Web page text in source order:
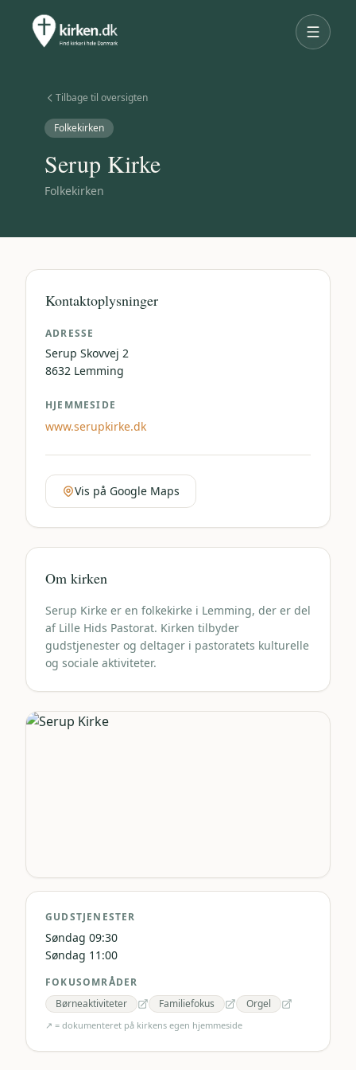
Tilbage til oversigten
Folkekirken
Serup Kirke
Folkekirken
Kontaktoplysninger
ADRESSE
Serup Skovvej 2
8632 Lemming
HJEMMESIDE
www.serupkirke.dk
Vis på Google Maps
Om kirken
Serup Kirke er en folkekirke i Lemming, der er del
af Lille Hids Pastorat. Kirken tilbyder
gudstjenester og deltager i pastoratets kulturelle
og sociale aktiviteter.
GUDSTJENESTER
Søndag 09:30
Søndag 11:00
FOKUSOMRÅDER
Børneaktiviteter
Familiefokus Orgel
↗ = dokumenteret på kirkens egen hjemmeside